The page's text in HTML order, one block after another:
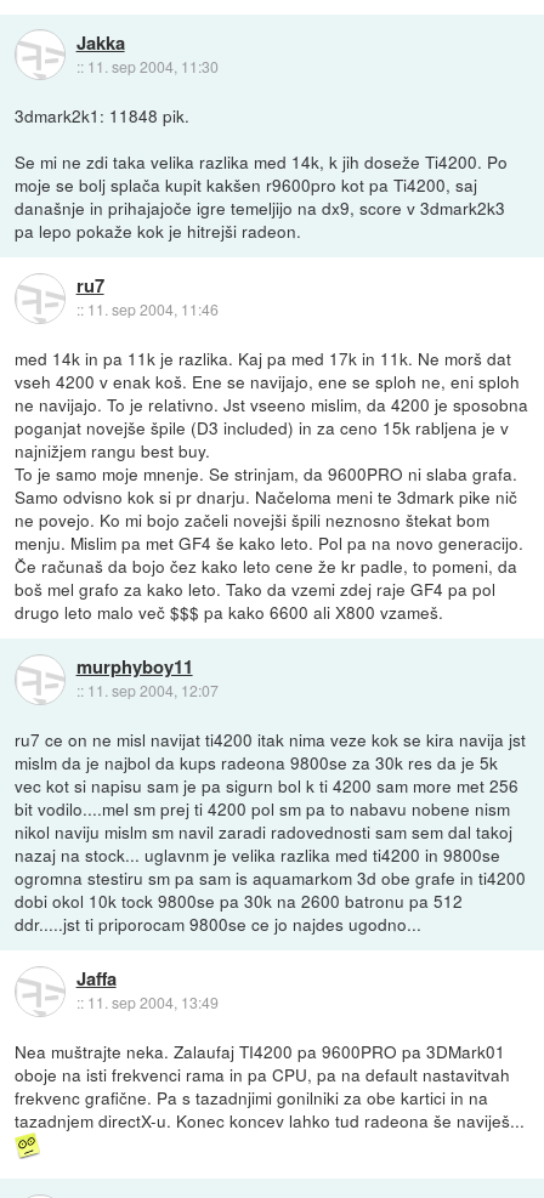
Jakka
:: 11. sep 2004, 11:30
3dmark2k1: 11848 pik.
Se mi ne zdi taka velika razlika med 14k, k jih doseže Ti4200. Po
moje se bolj splača kupit kakšen r9600pro kot pa Ti4200, saj
današnje in prihajajoče igre temeljijo na dx9, score v 3dmark2k3
pa lepo pokaže kok je hitrejši radeon.
ru7
:: 11. sep 2004, 11:46
med 14k in pa 11k je razlika. Kaj pa med 17k in 11k. Ne morš dat
vseh 4200 v enak koš. Ene se navijajo, ene se sploh ne, eni sploh
ne navijajo. To je relativno. Jst vseeno mislim, da 4200 je sposobna
poganjat novejše špile (D3 included) in za ceno 15k rabljena je v
najnižjem rangu best buy.
To je samo moje mnenje. Se strinjam, da 9600PRO ni slaba grafa.
Samo odvisno kok si pr dnarju. Načeloma meni te 3dmark pike nič
ne povejo. Ko mi bojo začeli novejši špili neznosno štekat bom
menju. Mislim pa met GF4 še kako leto. Pol pa na novo generacijo.
Če računaš da bojo čez kako leto cene že kr padle, to pomeni, da
boš mel grafo za kako leto. Tako da vzemi zdej raje GF4 pa pol
drugo leto malo več $$$ pa kako 6600 ali X800 vzameš.
murphyboy11
:: 11. sep 2004, 12:07
ru7 ce on ne misl navijat ti4200 itak nima veze kok se kira navija jst
mislm da je najbol da kups radeona 9800se za 30k res da je 5k
vec kot si napisu sam je pa sigurn bol k ti 4200 sam more met 256
bit vodilo....mel sm prej ti 4200 pol sm pa to nabavu nobene nism
nikol naviju mislm sm navil zaradi radovednosti sam sem dal takoj
nazaj na stock... uglavnm je velika razlika med ti4200 in 9800se
ogromna stestiru sm pa sam is aquamarkom 3d obe grafe in ti4200
dobi okol 10k tock 9800se pa 30k na 2600 batronu pa 512
ddr.....jst ti priporocam 9800se ce jo najdes ugodno...
Jaffa
:: 11. sep 2004, 13:49
Nea muštrajte neka. Zalaufaj TI4200 pa 9600PRO pa 3DMark01
oboje na isti frekvenci rama in pa CPU, pa na default nastavitvah
frekvenc grafične. Pa s tazadnjimi gonilniki za obe kartici in na
tazadnjem directX-u. Konec koncev lahko tud radeona še naviješ...